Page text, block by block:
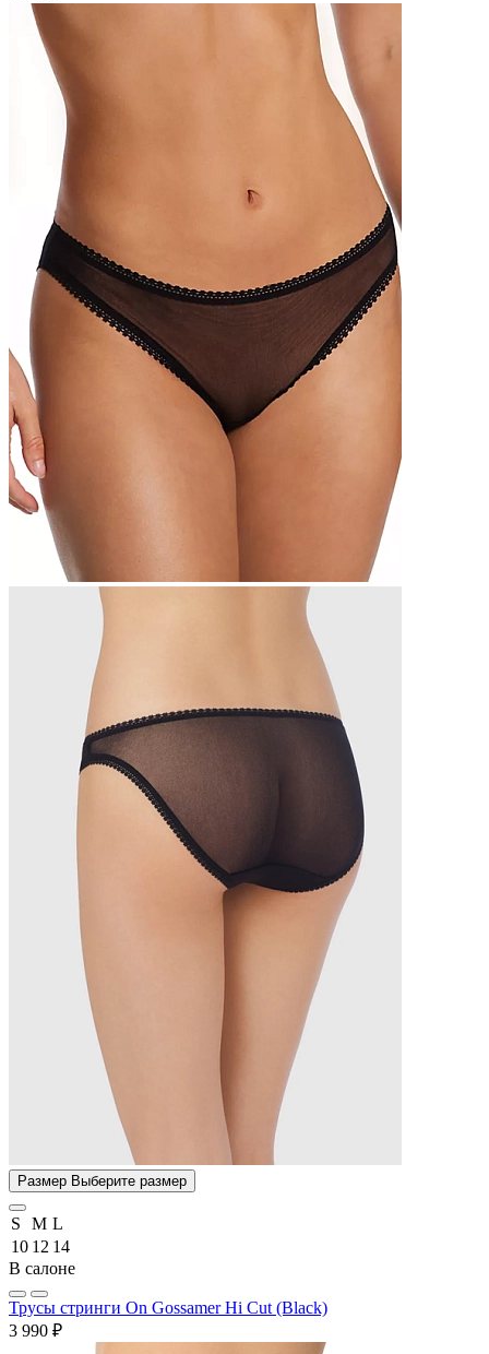
Размер Выберите размер
S M L
10 12 14
В салоне
Трусы стринги On Gossamer Hi Cut (Black)
3 990 ₽